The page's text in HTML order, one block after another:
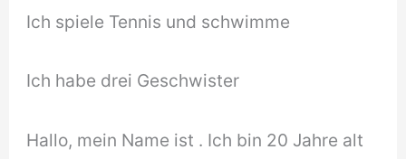
Ich spiele Tennis und schwimme
Ich habe drei Geschwister
Hallo, mein Name ist . Ich bin 20 Jahre alt